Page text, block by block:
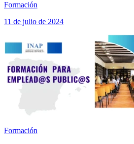
Formación
11 de julio de 2024
Formación